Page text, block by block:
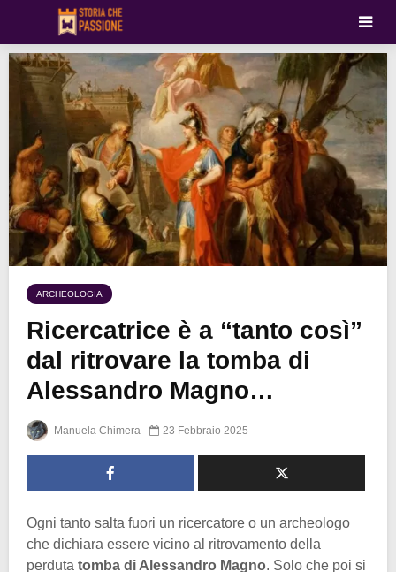
ARCHEOLOGIA
Ricercatrice è a “tanto così”
dal ritrovare la tomba di
Alessandro Magno…
Manuela Chimera 23 Febbraio 2025
Ogni tanto salta fuori un ricercatore o un archeologo
che dichiara essere vicino al ritrovamento della
perduta tomba di Alessandro Magno. Solo che poi si